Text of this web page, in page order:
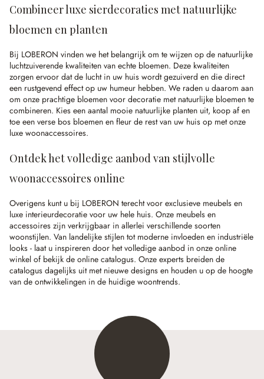
Combineer luxe sierdecoraties met natuurlijke
bloemen en planten
Bij LOBERON vinden we het belangrijk om te wijzen op de natuurlijke
luchtzuiverende kwaliteiten van echte bloemen. Deze kwaliteiten
zorgen ervoor dat de lucht in uw huis wordt gezuiverd en die direct
een rustgevend effect op uw humeur hebben. We raden u daarom aan
om onze prachtige bloemen voor decoratie met natuurlijke bloemen te
combineren. Kies een aantal mooie natuurlijke planten uit, koop af en
toe een verse bos bloemen en fleur de rest van uw huis op met onze
luxe woonaccessoires.
Ontdek het volledige aanbod van stijlvolle
woonaccessoires online
Overigens kunt u bij LOBERON terecht voor exclusieve meubels en
luxe interieurdecoratie voor uw hele huis. Onze meubels en
accessoires zijn verkrijgbaar in allerlei verschillende soorten
woonstijlen. Van landelijke stijlen tot moderne invloeden en industriële
looks - laat u inspireren door het volledige aanbod in onze online
winkel of bekijk de online catalogus. Onze experts breiden de
catalogus dagelijks uit met nieuwe designs en houden u op de hoogte
van de ontwikkelingen in de huidige woontrends.